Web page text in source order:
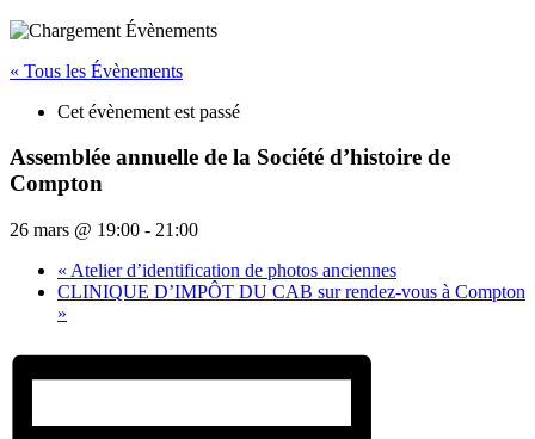
« Tous les Évènements
Cet évènement est passé
Assemblée annuelle de la Société d’histoire de
Compton
26 mars @ 19:00 - 21:00
« Atelier d’identification de photos anciennes
CLINIQUE D’IMPÔT DU CAB sur rendez-vous à Compton
»